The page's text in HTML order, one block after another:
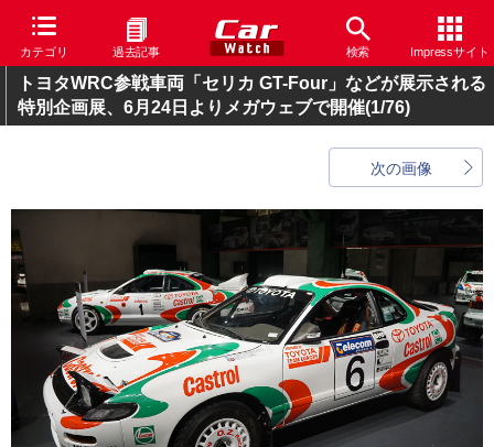
カテゴリ 過去記事 検索 Impressサイト
トヨタWRC参戦車両「セリカ GT-Four」などが展示される
特別企画展、6月24日よりメガウェブで開催(1/76)
次の画像